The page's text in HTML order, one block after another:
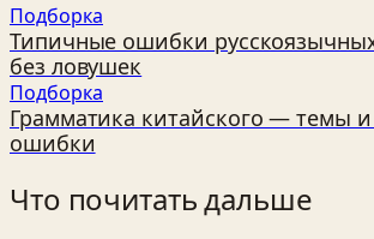
Подборка
Типичные ошибки
без ловушек
Подборка
Грамматика китайского — темы
ошибки
Что почитать дальше